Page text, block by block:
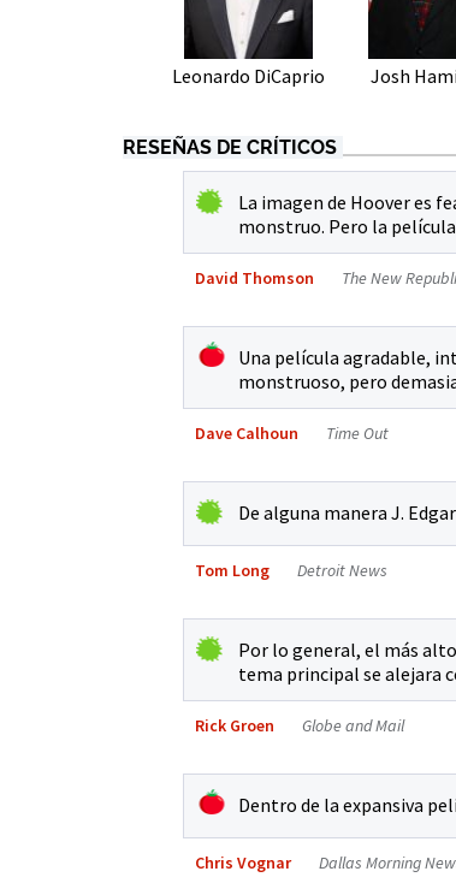
Leonardo DiCaprio Josh
RESEÑAS DE CRÍTICOS
La imagen de Hoover es
monstruo. Pero la
David Thomson The New
Una película agradable,
monstruoso, pero
Dave Calhoun Time Out
De alguna manera J.
Tom Long Detroit News
Por lo general, el más
tema principal se alejara
Rick Groen Globe and Mail
Dentro de la expansiva
Chris Vognar Dallas Morning